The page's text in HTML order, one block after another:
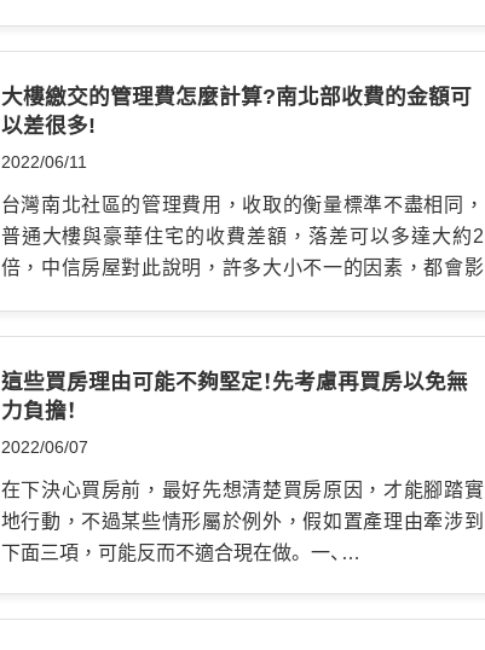
大樓繳交的管理費怎麼計算?南北部收費的金額可
以差很多!
2022/06/11
台灣南北社區的管理費用，收取的衡量標準不盡相同，
普通大樓與豪華住宅的收費差額，落差可以多達大約2
倍，中信房屋對此說明，許多大小不一的因素，都會影
點。 南北部管理費差異多達2倍! 社區裡面的住戶，每個
月都需要固定支付一筆金額，內容包含當月的物業、保
全、水電、人事等項目，屬於處理雜務所需的不變費用，
還有出於規劃、臨時性維修，以及各項重要支出，另外依
照需求設立的公共基金，全部加總起來是便是所謂的管
理費。 繳交的金額多寡，要看各社區實際上如何安排，
這些買房理由可能不夠堅定！先考慮再買房以免無
力負擔！
2022/06/07
在下決心買房前，最好先想清楚買房原因，才能腳踏實
地行動，不過某些情形屬於例外，假如置產理由牽涉到
下面三項，可能反而不適合現在做。 一、…